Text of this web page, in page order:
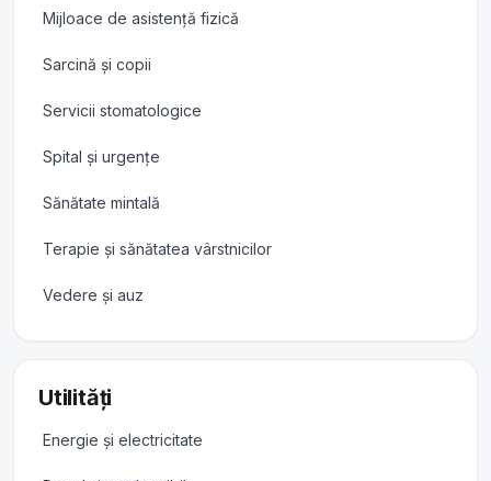
Mijloace de asistență fizică
Sarcină și copii
Servicii stomatologice
Spital și urgențe
Sănătate mintală
Terapie și sănătatea vârstnicilor
Vedere și auz
Utilități
Energie și electricitate